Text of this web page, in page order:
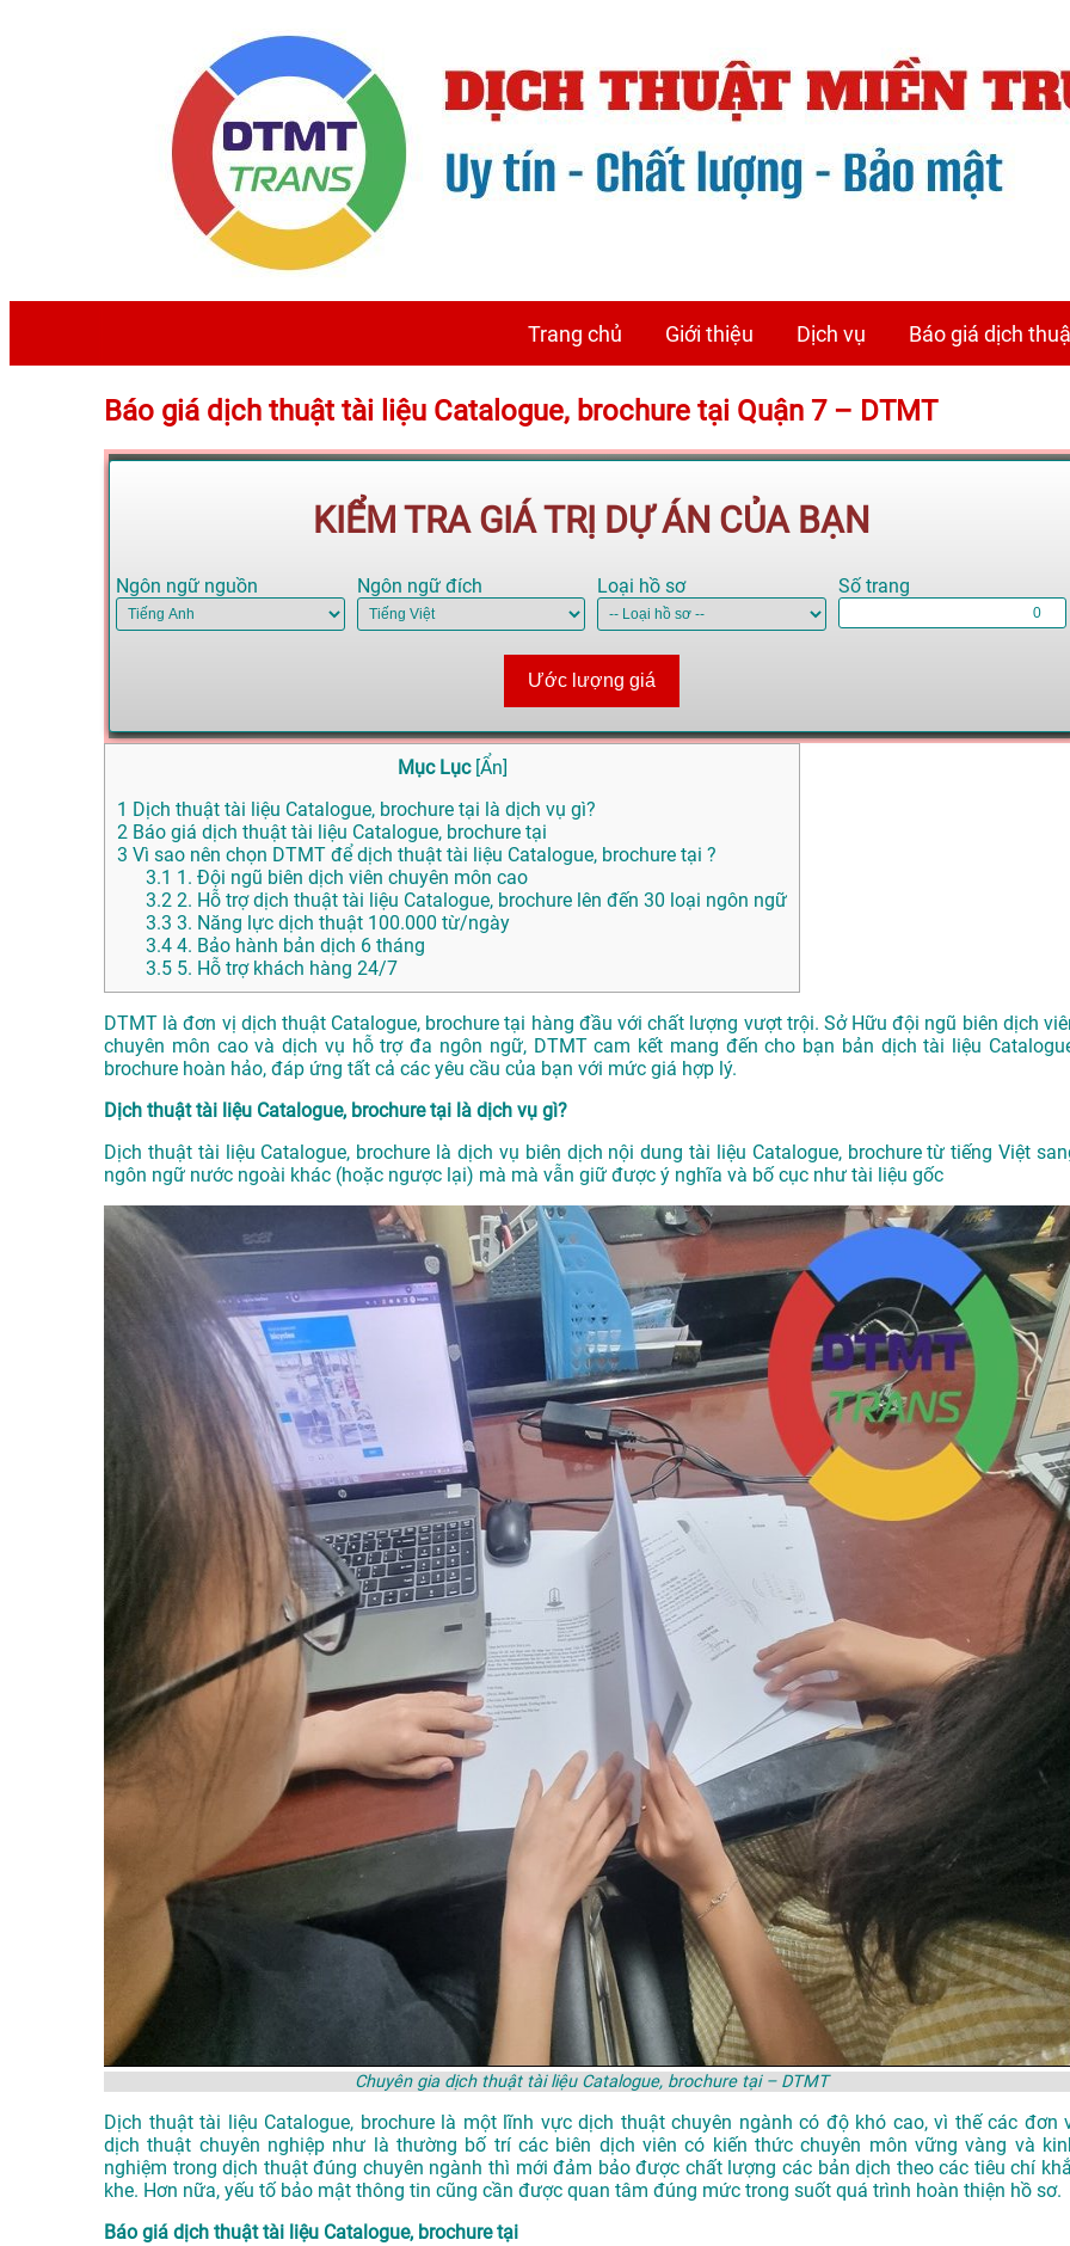
Trang chủ Giới thiệu Dịch vụ Báo giá dịch
Báo giá dịch thuật tài liệu Catalogue, brochure tại Quận 7 – DTMT
KIỂM TRA GIÁ TRỊ DỰ ÁN CỦA BẠN
Ngôn ngữ nguồn Ngôn ngữ đích Loại hồ sơ Số trang
Ước lượng giá
Mục Lục [Ẩn]
1 Dịch thuật tài liệu Catalogue, brochure tại là dịch vụ gì?
2 Báo giá dịch thuật tài liệu Catalogue, brochure tại
3 Vì sao nên chọn DTMT để dịch thuật tài liệu Catalogue, brochure tại ?
3.1 1. Đội ngũ biên dịch viên chuyên môn cao
3.2 2. Hỗ trợ dịch thuật tài liệu Catalogue, brochure lên đến 30 loại ngôn ngữ
3.3 3. Năng lực dịch thuật 100.000 từ/ngày
3.4 4. Bảo hành bản dịch 6 tháng
3.5 5. Hỗ trợ khách hàng 24/7
DTMT là đơn vị dịch thuật Catalogue, brochure tại hàng đầu với chất lượng vượt trội. Sở Hữu đội ngũ biên dịch
chuyên môn cao và dịch vụ hỗ trợ đa ngôn ngữ, DTMT cam kết mang đến cho bạn bản dịch tài liệu
brochure hoàn hảo, đáp ứng tất cả các yêu cầu của bạn với mức giá hợp lý.
Dịch thuật tài liệu Catalogue, brochure tại là dịch vụ gì?
Dịch thuật tài liệu Catalogue, brochure là dịch vụ biên dịch nội dung tài liệu Catalogue, brochure từ tiếng Việt
ngôn ngữ nước ngoài khác (hoặc ngược lại) mà mà vẫn giữ được ý nghĩa và bố cục như tài liệu gốc
Chuyên gia dịch thuật tài liệu Catalogue, brochure tại – DTMT
Dịch thuật tài liệu Catalogue, brochure là một lĩnh vực dịch thuật chuyên ngành có độ khó cao, vì thế các đơn
dịch thuật chuyên nghiệp như là thường bố trí các biên dịch viên có kiến thức chuyên môn vững vàng và
nghiệm trong dịch thuật đúng chuyên ngành thì mới đảm bảo được chất lượng các bản dịch theo các tiêu chí
khe. Hơn nữa, yếu tố bảo mật thông tin cũng cần được quan tâm đúng mức trong suốt quá trình hoàn thiện hồ sơ.
Báo giá dịch thuật tài liệu Catalogue, brochure tại